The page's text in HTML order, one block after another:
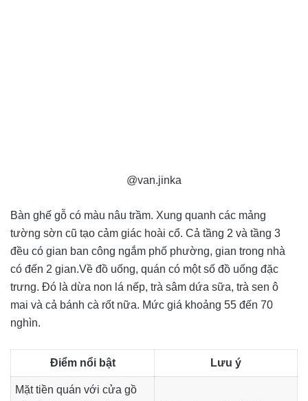
@van.jinka
Bàn ghế gỗ có màu nâu trầm. Xung quanh các mảng
tường sờn cũ tạo cảm giác hoài cổ. Cả tầng 2 và tầng 3
đều có gian ban công ngắm phố phường, gian trong nhà
có đến 2 gian.Về đồ uống, quán có một số đồ uống đặc
trưng. Đó là dừa non lá nếp, trà sâm dứa sữa, trà sen ô
mai và cả bánh cà rốt nữa. Mức giá khoảng 55 đến 70
nghìn.
Điểm nổi bật Lưu ý
Mặt tiền quán với cửa gồ